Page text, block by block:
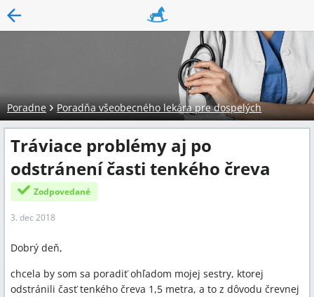
Poradne Poradňa všeobecného lekára pre dospelých
Tráviace problémy aj po
odstránení časti tenkého čreva
Zodpovedané
3. dec 2018
Dobrý deň,
chcela by som sa poradiť ohľadom mojej sestry, ktorej
odstránili časť tenkého čreva 1,5 metra, a to z dôvodu črevnej